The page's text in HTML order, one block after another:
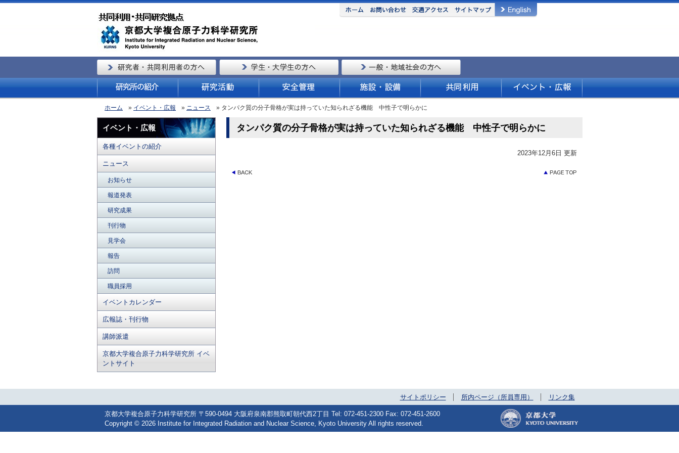
ホーム » イベント・広報 » ニュース » タンパク質の分子骨格が実は持っていた知られざる機能 中性子で明らかに
イベント・広報
各種イベントの紹介
ニュース
お知らせ
報道発表
研究成果
刊行物
見学会
報告
訪問
職員採用
イベントカレンダー
広報誌・刊行物
講師派遣
京都大学複合原子力科学研究所 イベ
ントサイト
タンパク質の分子骨格が実は持っていた知られざる機能 中性子で明らかに
2023年12月6日 更新
サイトポリシー 所内ページ（所員専用） リンク集
京都大学複合原子力科学研究所 〒590-0494 大阪府泉南郡熊取町朝代西2丁目 Tel: 072-451-2300 Fax: 072-451-2600
Copyright © 2026 Institute for Integrated Radiation and Nuclear Science, Kyoto University All rights reserved.